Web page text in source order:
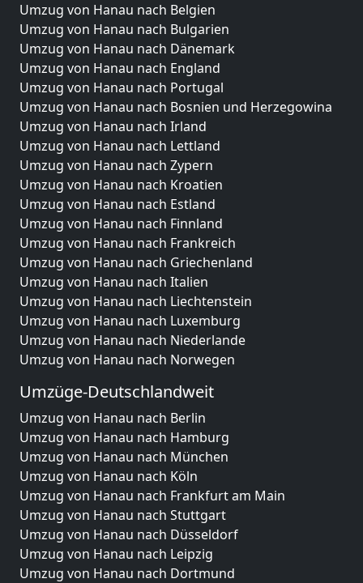
Umzug von Hanau nach Belgien
Umzug von Hanau nach Bulgarien
Umzug von Hanau nach Dänemark
Umzug von Hanau nach England
Umzug von Hanau nach Portugal
Umzug von Hanau nach Bosnien und Herzegowina
Umzug von Hanau nach Irland
Umzug von Hanau nach Lettland
Umzug von Hanau nach Zypern
Umzug von Hanau nach Kroatien
Umzug von Hanau nach Estland
Umzug von Hanau nach Finnland
Umzug von Hanau nach Frankreich
Umzug von Hanau nach Griechenland
Umzug von Hanau nach Italien
Umzug von Hanau nach Liechtenstein
Umzug von Hanau nach Luxemburg
Umzug von Hanau nach Niederlande
Umzug von Hanau nach Norwegen
Umzüge-Deutschlandweit
Umzug von Hanau nach Berlin
Umzug von Hanau nach Hamburg
Umzug von Hanau nach München
Umzug von Hanau nach Köln
Umzug von Hanau nach Frankfurt am Main
Umzug von Hanau nach Stuttgart
Umzug von Hanau nach Düsseldorf
Umzug von Hanau nach Leipzig
Umzug von Hanau nach Dortmund